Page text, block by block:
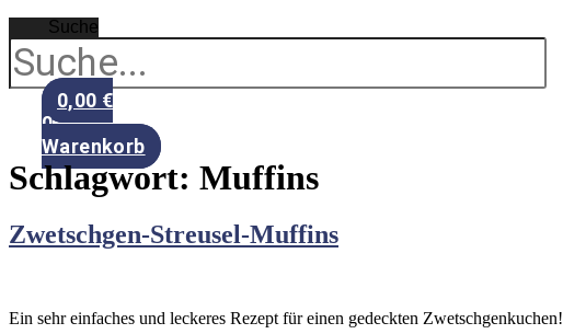
Suche
0,00 €
0
Warenkorb
Schlagwort: Muffins
Zwetschgen-Streusel-Muffins
Ein sehr einfaches und leckeres Rezept für einen gedeckten Zwetschgenkuchen!